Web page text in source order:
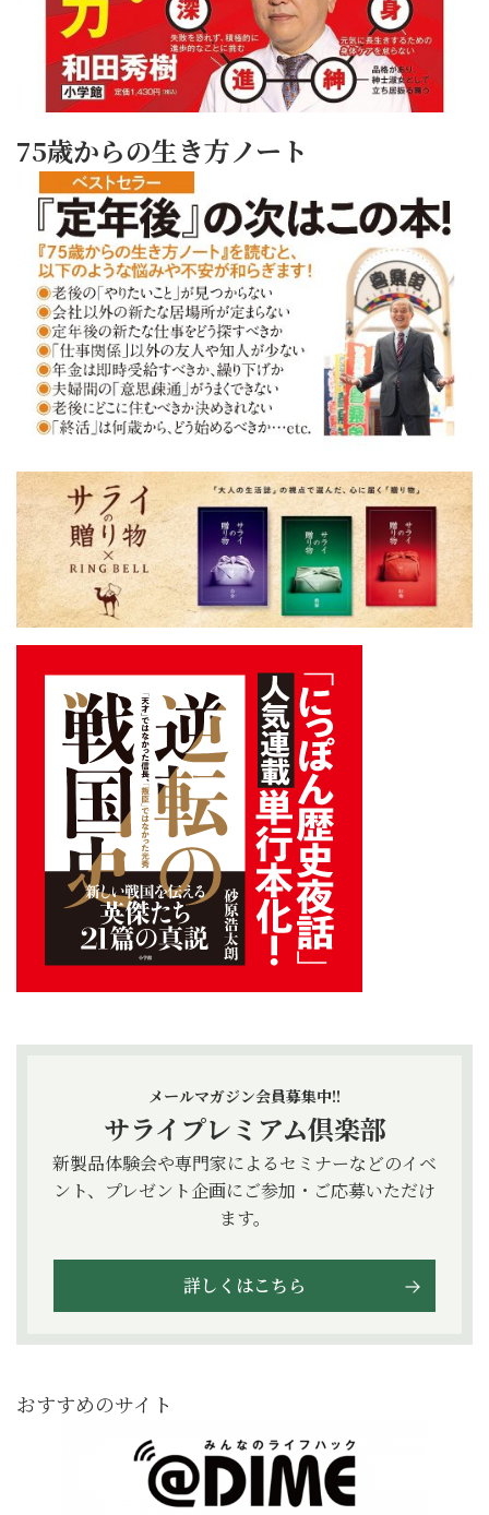
75歳からの生き方ノート
メールマガジン会員募集中!!
サライプレミアム倶楽部
新製品体験会や専門家によるセミナーなどのイベ
ント、プレゼント企画にご参加・ご応募いただけ
ます。
詳しくはこちら
おすすめのサイト